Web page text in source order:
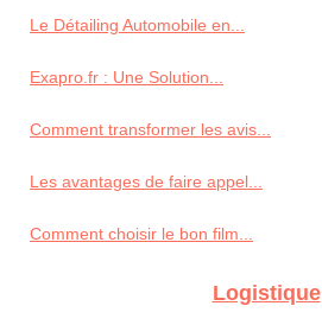
Le Détailing Automobile en...
Exapro.fr : Une Solution...
Comment transformer les avis...
Les avantages de faire appel...
Comment choisir le bon film...
Logistique